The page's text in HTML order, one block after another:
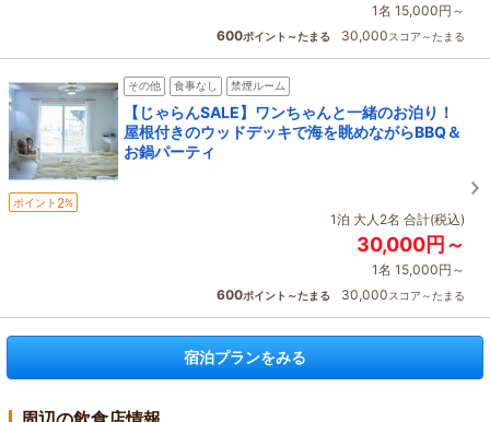
1名 15,000円～
600ポイント～たまる 30,000スコア～たまる
その他 食事なし 禁煙ルーム
【じゃらんSALE】ワンちゃんと一緒のお泊り！
屋根付きのウッドデッキで海を眺めながらBBQ＆
お鍋パーティ
ポイント 2%
1泊 大人2名 合計(税込)
30,000円～
1名 15,000円～
600ポイント～たまる 30,000スコア～たまる
宿泊プランをみる